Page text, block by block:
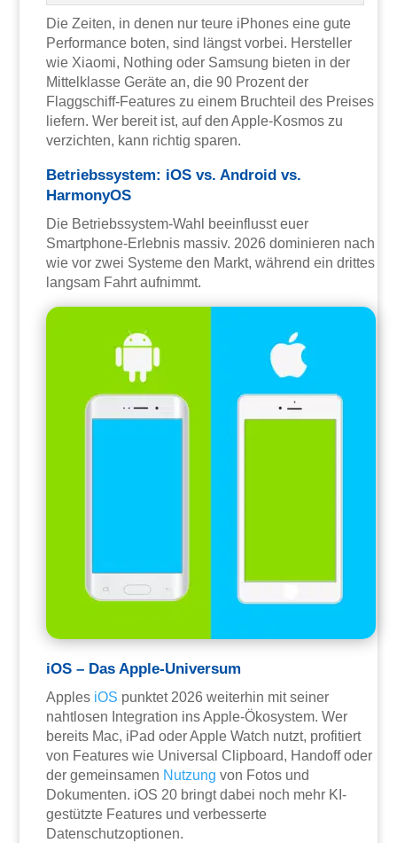
Die Zeiten, in denen nur teure iPhones eine gute
Performance boten, sind längst vorbei. Hersteller
wie Xiaomi, Nothing oder Samsung bieten in der
Mittelklasse Geräte an, die 90 Prozent der
Flaggschiff-Features zu einem Bruchteil des Preises
liefern. Wer bereit ist, auf den Apple-Kosmos zu
verzichten, kann richtig sparen.
Betriebssystem: iOS vs. Android vs.
HarmonyOS
Die Betriebssystem-Wahl beeinflusst euer
Smartphone-Erlebnis massiv. 2026 dominieren nach
wie vor zwei Systeme den Markt, während ein drittes
langsam Fahrt aufnimmt.
iOS – Das Apple-Universum
Apples iOS punktet 2026 weiterhin mit seiner
nahtlosen Integration ins Apple-Ökosystem. Wer
bereits Mac, iPad oder Apple Watch nutzt, profitiert
von Features wie Universal Clipboard, Handoff oder
der gemeinsamen Nutzung von Fotos und
Dokumenten. iOS 20 bringt dabei noch mehr KI-
gestützte Features und verbesserte
Datenschutzoptionen.